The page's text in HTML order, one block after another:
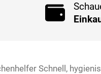
Schnell,